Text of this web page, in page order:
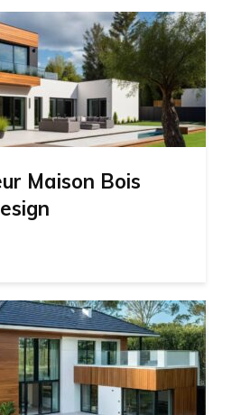
Maison Bois